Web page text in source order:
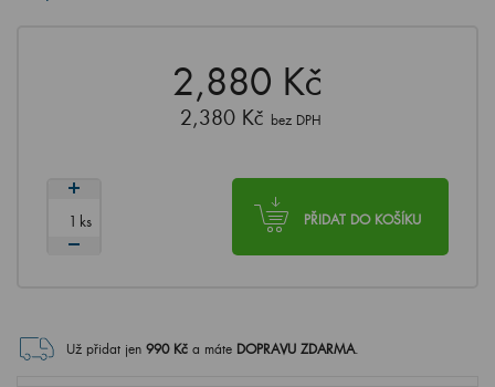
2,880 Kč
2,380 Kč bez DPH
PŘIDAT DO KOŠÍKU
ks
Už přidat jen 990Kč a máte DOPRAVU ZDARMA.